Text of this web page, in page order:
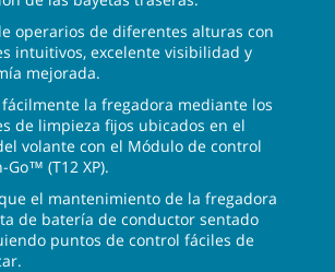
operarios de diferentes alturas con
intuitivos, excelente visibilidad y
mejorada.
la fregadora mediante los
de limpieza fijos ubicados en el
volante con el Módulo de control
Go™ (T12 XP).
el mantenimiento de la fregadora
de batería de conductor sentado
puntos de control fáciles de